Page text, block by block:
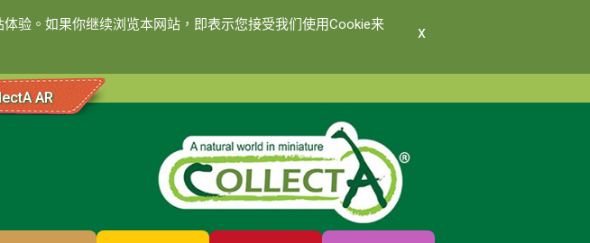
验。如果你继续浏览本网站，即表示您接受我们使用Cookie来
x
AR